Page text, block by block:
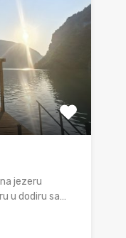
jezeru
u dodiru sa…